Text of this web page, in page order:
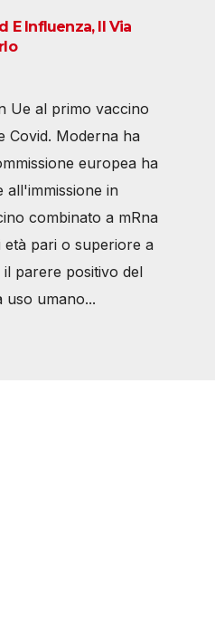
E Influenza, Il Via
Ue al primo vaccino
Covid. Moderna ha
europea ha
in
combinato a mRna
pari o superiore a
parere positivo del
uso umano...